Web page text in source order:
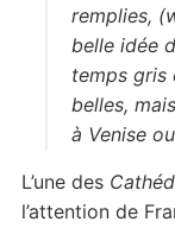
remplies,
belle idée
temps gris
belles,
à Venise
L’une des
l’attention de